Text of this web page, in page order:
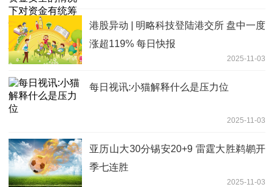
港股异动 | 明略科技登陆港交所 盘中一度
涨超119% 每日快报
2025-11-03
每日视讯:小猫解释什么是压力位
2025-11-03
亚历山大30分锡安20+9 雷霆大胜鹈鹕开
季七连胜
2025-11-03